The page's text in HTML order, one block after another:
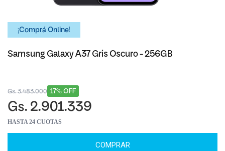
¡Comprá Online!
Samsung Galaxy A37 Gris Oscuro - 256GB
17% OFF
Gs. 3.483.000
Gs. 2.901.339
HASTA 24 CUOTAS
COMPRAR